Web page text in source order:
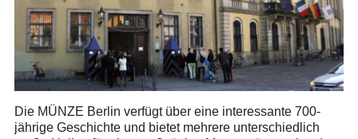
Die MÜNZE Berlin verfügt über eine interessante 700-
jährige Geschichte und bietet mehrere unterschiedlich